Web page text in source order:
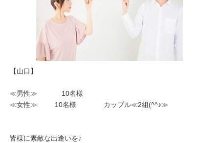
【山口】
≪男性≫ 10名様
≪女性≫ 10名様 カップル≪2組(^^♪≫
皆様に素敵な出逢いを♪